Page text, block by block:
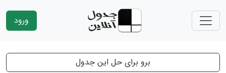
ورود
برو برای حل این جدول